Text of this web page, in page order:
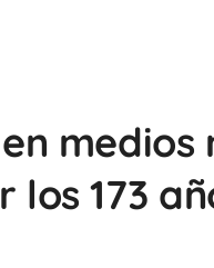
medios
173